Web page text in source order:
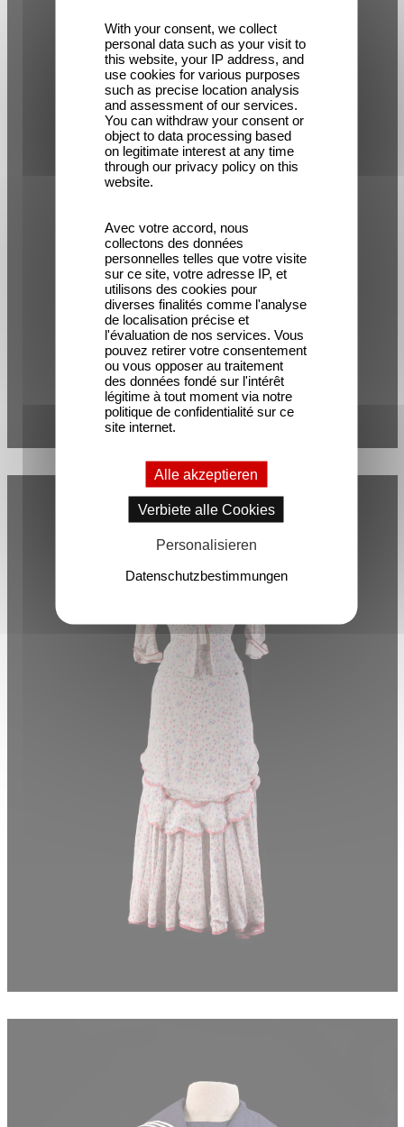
With your consent, we collect
personal data such as your visit to
this website, your IP address, and
use cookies for various purposes
such as precise location analysis
and assessment of our services.
You can withdraw your consent or
object to data processing based
on legitimate interest at any time
through our privacy policy on this
website.
Avec votre accord, nous
collectons des données
personnelles telles que votre visite
sur ce site, votre adresse IP, et
utilisons des cookies pour
diverses finalités comme l'analyse
de localisation précise et
l'évaluation de nos services. Vous
pouvez retirer votre consentement
ou vous opposer au traitement
des données fondé sur l'intérêt
légitime à tout moment via notre
politique de confidentialité sur ce
site internet.
Alle akzeptieren
Verbiete alle Cookies
Personalisieren
Datenschutzbestimmungen